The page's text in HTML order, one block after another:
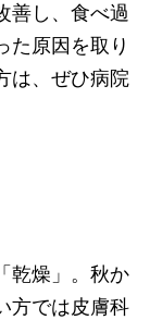
善し、食べ過
た原因を取り
は、ぜひ病院
乾燥」。秋か
方では皮膚科